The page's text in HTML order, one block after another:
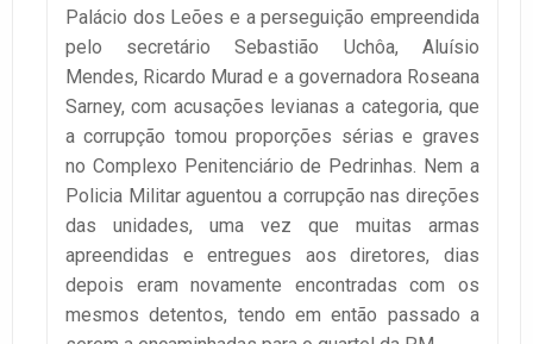
Palácio dos Leões e a perseguição empreendida
pelo secretário Sebastião Uchôa, Aluísio
Mendes, Ricardo Murad e a governadora Roseana
Sarney, com acusações levianas a categoria, que
a corrupção tomou proporções sérias e graves
no Complexo Penitenciário de Pedrinhas. Nem a
Policia Militar aguentou a corrupção nas direções
das unidades, uma vez que muitas armas
apreendidas e entregues aos diretores, dias
depois eram novamente encontradas com os
mesmos detentos, tendo em então passado a